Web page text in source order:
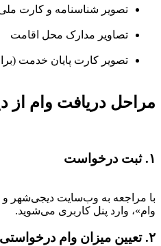
تصویر شناسنامه و کارت
تصاویر مدارک محل اقامت
تصویر کارت پایان خدمت
مراحل دریافت وام از
۱. ثبت درخواست
با مراجعه به وب‌سایت دیجی‌شهر
وام»، وارد پنل کاربری می‌شوید.
۲. تعیین میزان وام درخواستی